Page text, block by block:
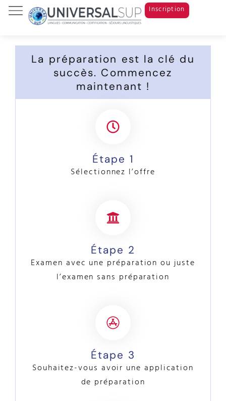
Inscription
La préparation est la clé du
succès. Commencez
maintenant !
Étape 1
Sélectionnez l’offre
Étape 2
Examen avec une préparation ou juste
l’examen sans préparation
Étape 3
Souhaitez-vous avoir une application
de préparation